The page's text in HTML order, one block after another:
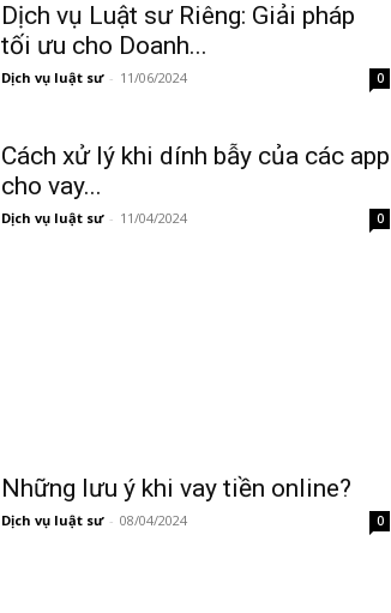
Dịch vụ Luật sư Riêng: Giải pháp
tối ưu cho Doanh...
Dịch vụ luật sư - 11/06/2024 0
Cách xử lý khi dính bẫy của các app
cho vay...
Dịch vụ luật sư - 11/04/2024 0
Những lưu ý khi vay tiền online?
Dịch vụ luật sư - 08/04/2024 0